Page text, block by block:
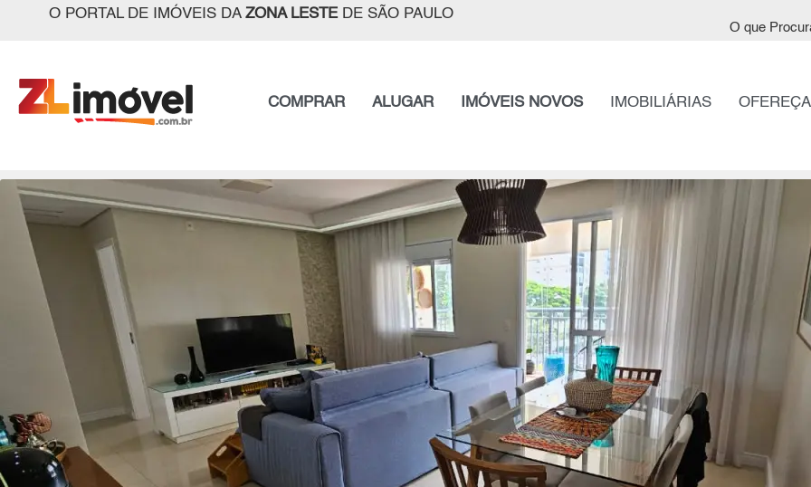
O PORTAL DE IMÓVEIS DA ZONA LESTEDE SÃO PAULO
O que
COMPRAR ALUGAR IMÓVEIS NOVOS IMOBILIÁRIAS